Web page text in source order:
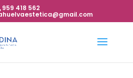
959 418 562